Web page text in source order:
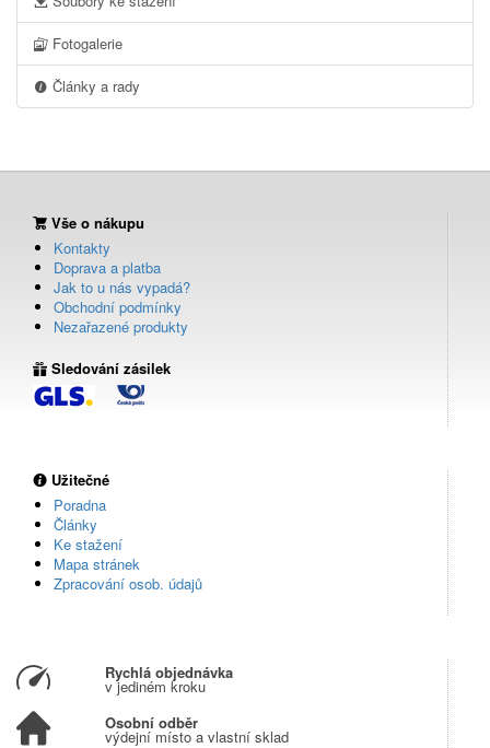
Fotogalerie
Články a rady
Vše o nákupu
Kontakty
Doprava a platba
Jak to u nás vypadá?
Obchodní podmínky
Nezařazené produkty
Sledování zásilek
Užitečné
Poradna
Články
Ke stažení
Mapa stránek
Zpracování osob. údajů
Rychlá objednávka
v jediném kroku
Osobní odběr
výdejní místo a vlastní sklad